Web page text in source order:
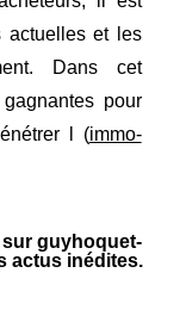
actuelles et les
Dans cet
pour
l (immo-
guyhoquet-
actus inédites.